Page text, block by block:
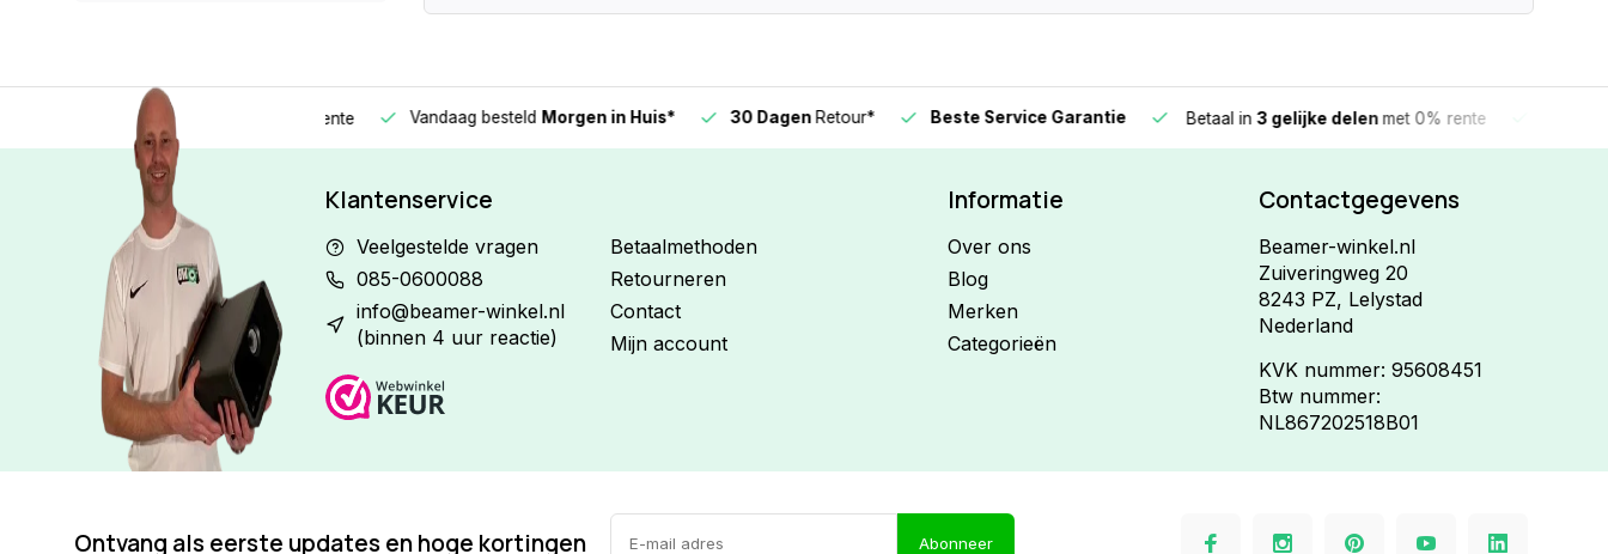
3 gelijke delen Vandaag besteldMorgen in Huis* 30 DagenRetour* Beste Service Garantie Betaal in3 gelijke delen met 0% rente
Klantenservice
Veelgestelde vragen
085-0600088
info@beamer-winkel.nl
(binnen 4 uur reactie)
Betaalmethoden
Retourneren
Contact
Mijn account
Informatie
Over ons
Blog
Merken
Categorieën
Contactgegevens
Beamer-winkel.nl
Zuiveringweg 20
8243 PZ, Lelystad
Nederland
KVK nummer: 95608451
Btw nummer:
NL867202518B01
Ontvang als eerste updates en hoge kortingen Abonneer